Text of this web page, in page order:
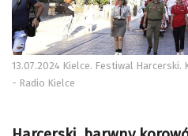
13.07.2024 Kielce. Festiwal
- Radio Kielce